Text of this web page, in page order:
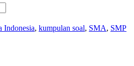
Indonesia, kumpulan soal, SMA, SMP